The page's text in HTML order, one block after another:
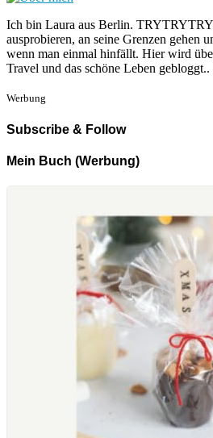
Ich bin Laura aus Berlin. TRYTRYTRY
ausprobieren, an seine Grenzen gehen
wenn man einmal hinfällt. Hier wird
Travel und das schöne Leben gebloggt..
Werbung
Subscribe & Follow
Mein Buch (Werbung)